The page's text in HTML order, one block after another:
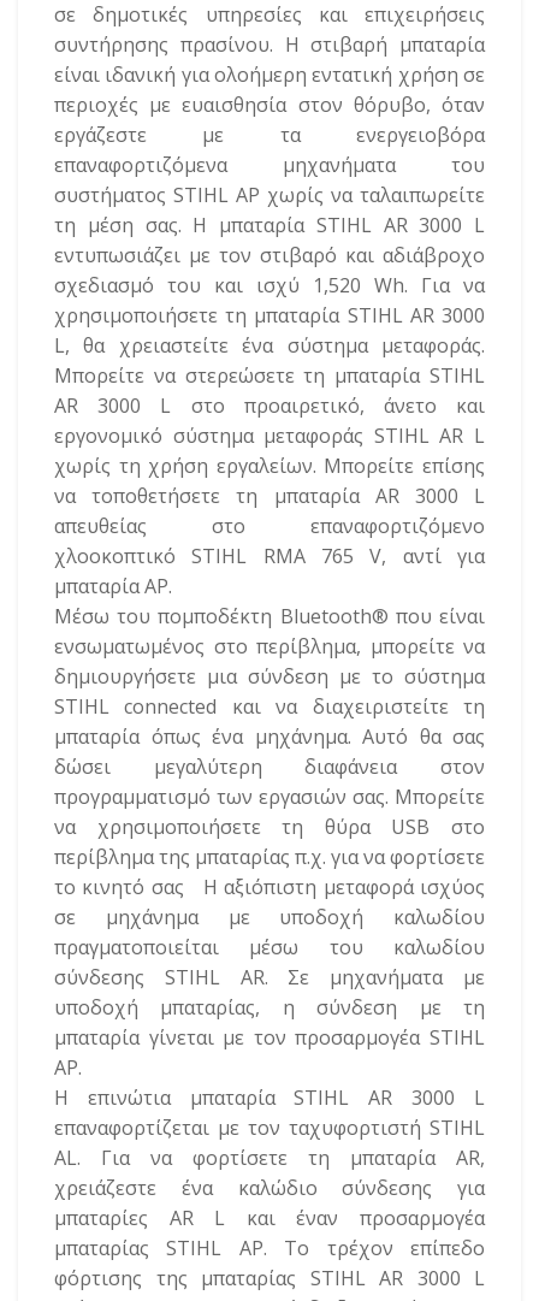
σε δημοτικές υπηρεσίες και επιχειρήσεις
συντήρησης πρασίνου. Η στιβαρή μπαταρία
είναι ιδανική για ολοήμερη εντατική χρήση σε
περιοχές με ευαισθησία στον θόρυβο, όταν
εργάζεστε με τα ενεργειοβόρα
επαναφορτιζόμενα μηχανήματα του
συστήματος STIHL AP χωρίς να ταλαιπωρείτε
τη μέση σας. Η μπαταρία STIHL AR 3000 L
εντυπωσιάζει με τον στιβαρό και αδιάβροχο
σχεδιασμό του και ισχύ 1,520 Wh. Για να
χρησιμοποιήσετε τη μπαταρία STIHL AR 3000
L, θα χρειαστείτε ένα σύστημα μεταφοράς.
Μπορείτε να στερεώσετε τη μπαταρία STIHL
AR 3000 L στο προαιρετικό, άνετο και
εργονομικό σύστημα μεταφοράς STIHL AR L
χωρίς τη χρήση εργαλείων. Μπορείτε επίσης
να τοποθετήσετε τη μπαταρία AR 3000 L
απευθείας στο επαναφορτιζόμενο
χλοοκοπτικό STIHL RMA 765 V, αντί για
μπαταρία AP.
Μέσω του πομποδέκτη Bluetooth® που είναι
ενσωματωμένος στο περίβλημα, μπορείτε να
δημιουργήσετε μια σύνδεση με το σύστημα
STIHL connected και να διαχειριστείτε τη
μπαταρία όπως ένα μηχάνημα. Αυτό θα σας
δώσει μεγαλύτερη διαφάνεια στον
προγραμματισμό των εργασιών σας. Μπορείτε
να χρησιμοποιήσετε τη θύρα USB στο
περίβλημα της μπαταρίας π.χ. για να φορτίσετε
το κινητό σας Η αξιόπιστη μεταφορά ισχύος
σε μηχάνημα με υποδοχή καλωδίου
πραγματοποιείται μέσω του καλωδίου
σύνδεσης STIHL AR. Σε μηχανήματα με
υποδοχή μπαταρίας, η σύνδεση με τη
μπαταρία γίνεται με τον προσαρμογέα STIHL
AP.
Η επινώτια μπαταρία STIHL AR 3000 L
επαναφορτίζεται με τον ταχυφορτιστή STIHL
AL. Για να φορτίσετε τη μπαταρία AR,
χρειάζεστε ένα καλώδιο σύνδεσης για
μπαταρίες AR L και έναν προσαρμογέα
μπαταρίας STIHL AP. Το τρέχον επίπεδο
φόρτισης της μπαταρίας STIHL AR 3000 L